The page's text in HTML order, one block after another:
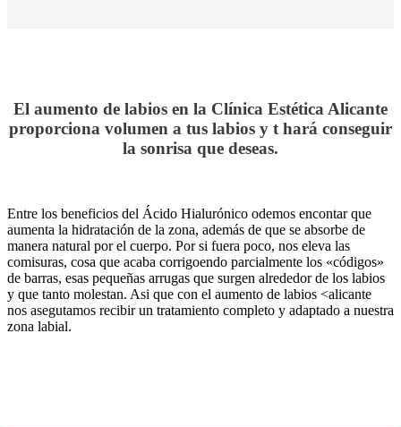
El aumento de labios en la Clínica Estética Alicante
proporciona volumen a tus labios y t hará conseguir
la sonrisa que deseas.
Entre los beneficios del Ácido Hialurónico odemos encontar que
aumenta la hidratación de la zona, además de que se absorbe de
manera natural por el cuerpo. Por si fuera poco, nos eleva las
comisuras, cosa que acaba corrigoendo parcialmente los «códigos»
de barras, esas pequeñas arrugas que surgen alrededor de los labios
y que tanto molestan. Asi que con el aumento de labios <alicante
nos asegutamos recibir un tratamiento completo y adaptado a nuestra
zona labial.